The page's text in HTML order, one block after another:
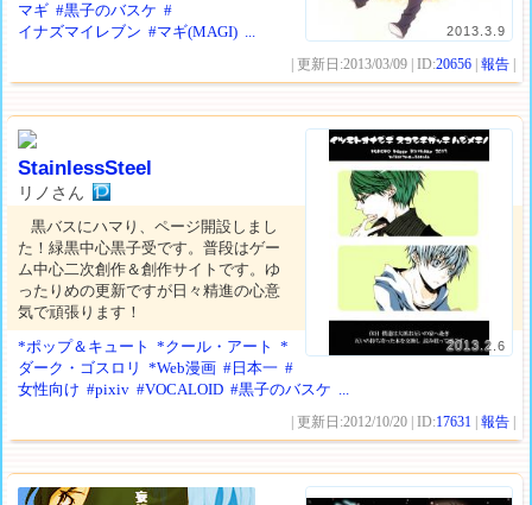
2013.3.9
マギ #黒子のバスケ #
イナズマイレブン #マギ(MAGI) ...
| 更新日:2013/03/09 | ID:20656 |報告
2013.2.6
StainlessSteel
リノさん
黒バスにハマり、ページ開設しまし
た！緑黒中心黒子受です。普段はゲー
ム中心二次創作＆創作サイトです。ゆ
ったりめの更新ですが日々精進の心意
気で頑張ります！
*ポップ＆キュート
*クール・アート
*
ダーク・ゴスロリ
*Web漫画 #日本一 #
女性向け #pixiv #VOCALOID #黒子のバスケ ...
| 更新日:2012/10/20 | ID:17631 |報告